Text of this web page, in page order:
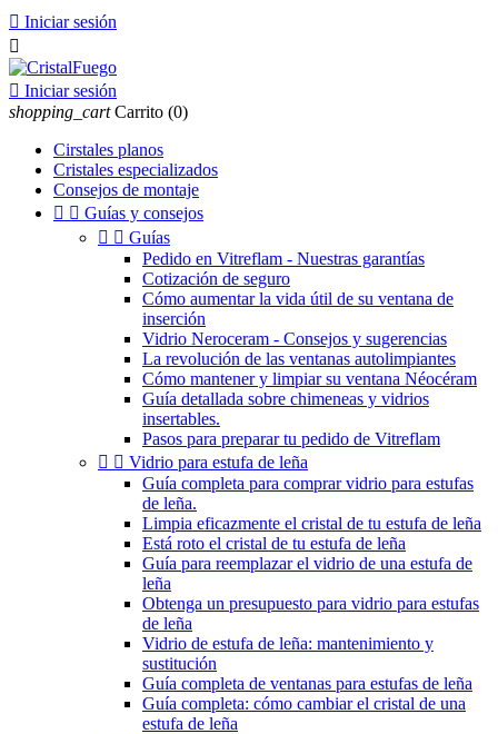
 Iniciar sesión

 Iniciar sesión
shopping_cart Carrito (0)
Cirstales planos
Cristales especializados
Consejos de montaje
  Guías y consejos
  Guías
Pedido en Vitreflam - Nuestras garantías
Cotización de seguro
Cómo aumentar la vida útil de su ventana de
inserción
Vidrio Neroceram - Consejos y sugerencias
La revolución de las ventanas autolimpiantes
Cómo mantener y limpiar su ventana Néocéram
Guía detallada sobre chimeneas y vidrios
insertables.
Pasos para preparar tu pedido de Vitreflam
  Vidrio para estufa de leña
Guía completa para comprar vidrio para estufas
de leña.
Limpia eficazmente el cristal de tu estufa de leña
Está roto el cristal de tu estufa de leña
Guía para reemplazar el vidrio de una estufa de
leña
Obtenga un presupuesto para vidrio para estufas
de leña
Vidrio de estufa de leña: mantenimiento y
sustitución
Guía completa de ventanas para estufas de leña
Guía completa: cómo cambiar el cristal de una
estufa de leña